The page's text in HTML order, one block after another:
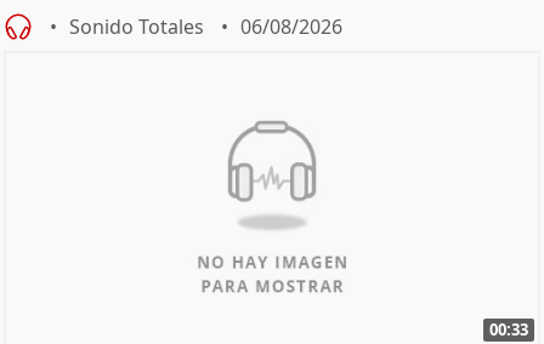
Sonido Totales 06/08/2026
00:33